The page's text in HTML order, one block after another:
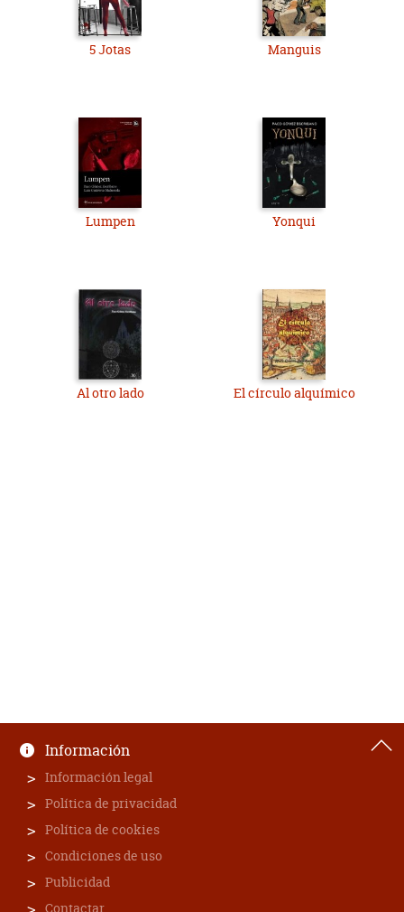
5 Jotas Manguis
Lumpen Yonqui
Al otro lado El círculo alquímico
Información
Información legal
Política de privacidad
Política de cookies
Condiciones de uso
Publicidad
Contactar